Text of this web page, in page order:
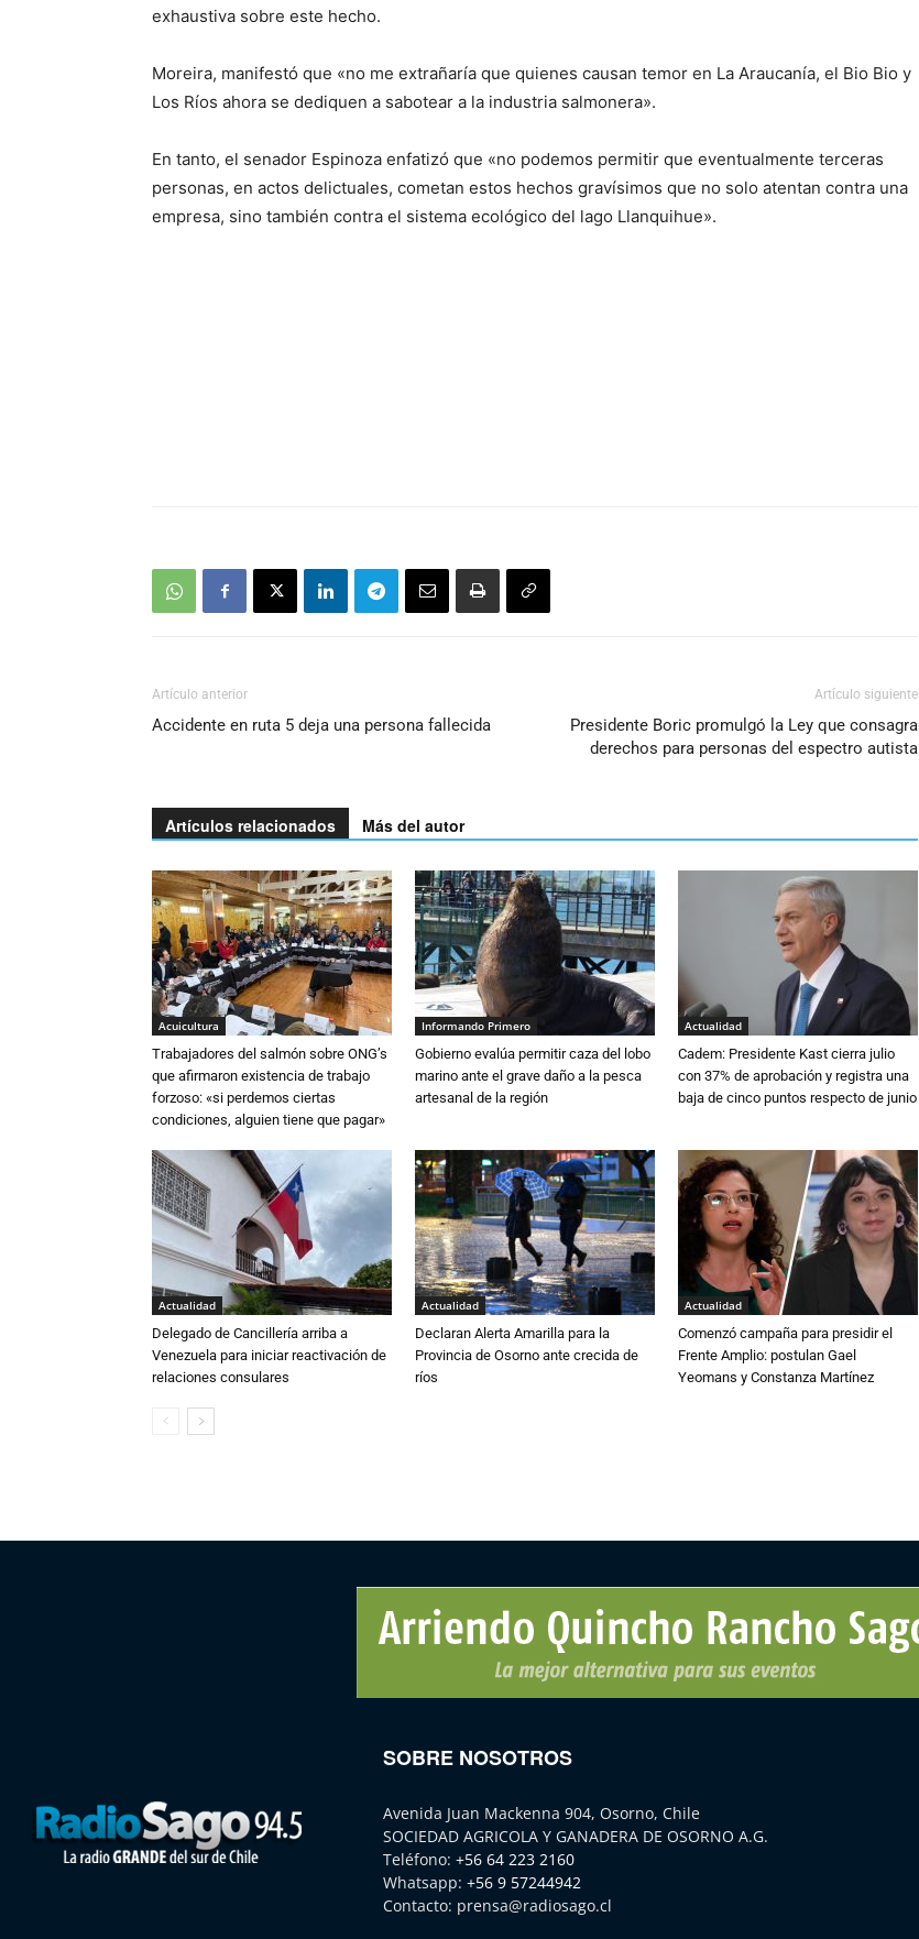
exhaustiva sobre este hecho.
Moreira, manifestó que «no me extrañaría que quienes causan temor en La Araucanía, el Bio Bio y
Los Ríos ahora se dediquen a sabotear a la industria salmonera».
En tanto, el senador Espinoza enfatizó que «no podemos permitir que eventualmente terceras
personas, en actos delictuales, cometan estos hechos gravísimos que no solo atentan contra una
empresa, sino también contra el sistema ecológico del lago Llanquihue».
Artículo anterior
Accidente en ruta 5 deja una persona fallecida
Artículo siguiente
Presidente Boric promulgó la Ley que consagra
derechos para personas del espectro autista
Artículos relacionados Más del autor
Acuicultura
Trabajadores del salmón sobre ONG’s
que afirmaron existencia de trabajo
forzoso: «si perdemos ciertas
condiciones, alguien tiene que pagar»
Informando Primero
Gobierno evalúa permitir caza del lobo
marino ante el grave daño a la pesca
artesanal de la región
Actualidad
Cadem: Presidente Kast cierra julio
con 37% de aprobación y registra una
baja de cinco puntos respecto de junio
Actualidad
Delegado de Cancillería arriba a
Venezuela para iniciar reactivación de
relaciones consulares
Actualidad
Declaran Alerta Amarilla para la
Provincia de Osorno ante crecida de
ríos
Actualidad
Comenzó campaña para presidir el
Frente Amplio: postulan Gael
Yeomans y Constanza Martínez
SOBRE NOSOTROS
Avenida Juan Mackenna 904, Osorno, Chile
SOCIEDAD AGRICOLA Y GANADERA DE OSORNO A.G.
Teléfono: +56 64 223 2160
Whatsapp: +56 9 57244942
Contacto: prensa@radiosago.cl